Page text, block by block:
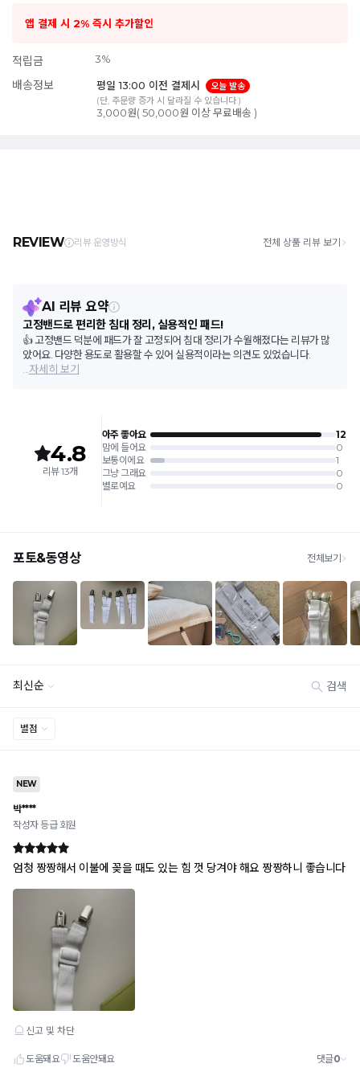
앱 결제 시 2% 즉시 추가할인
적립금 3%
배송정보 평일 13:00 이전 결제시
오늘 발송
(단, 주문량 증가 시 달라질 수 있습니다.)
3,000원( 50,000원 이상 무료배송 )